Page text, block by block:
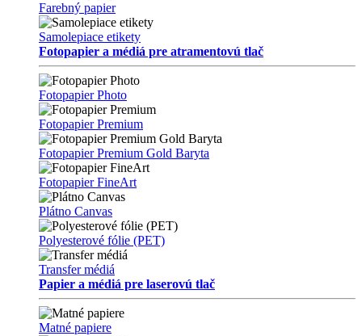
Farebný papier
Samolepiace etikety
Fotopapier a médiá pre atramentovú tlač
Fotopapier Photo
Fotopapier Premium
Fotopapier Premium Gold Baryta
Fotopapier FineArt
Plátno Canvas
Polyesterové fólie (PET)
Transfer médiá
Papier a médiá pre laserovú tlač
Matné papiere